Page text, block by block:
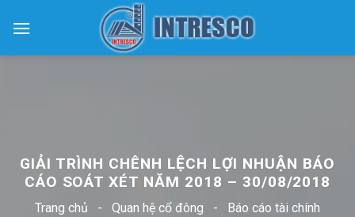
GIẢI TRÌNH CHÊNH LỆCH LỢI NHUẬN BÁO
CÁO SOÁT XÉT NĂM 2018 – 30/08/2018
Trang chủ - Quan hệ cổ đông - Báo cáo tài chính